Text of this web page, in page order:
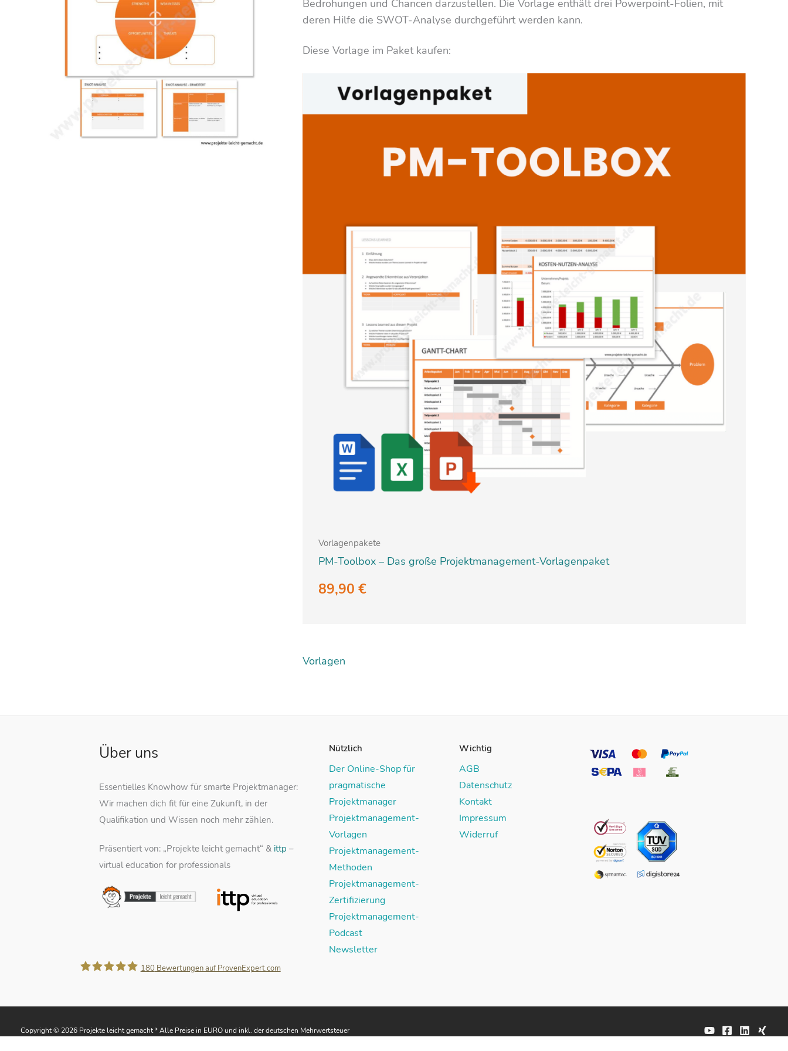
Bedrohungen und Chancen darzustellen. Die Vorlage enthält drei Powerpoint-Folien, mit
deren Hilfe die SWOT-Analyse durchgeführt werden kann.
Diese Vorlage im Paket kaufen:
Vorlagenpakete
PM-Toolbox – Das große Projektmanagement-Vorlagenpaket
89,90 €
Vorlagen
Über uns
Essentielles Knowhow für smarte Projektmanager:
Wir machen dich fit für eine Zukunft, in der
Qualifikation und Wissen noch mehr zählen.
Präsentiert von: „Projekte leicht gemacht“ & ittp –
virtual education for professionals
Nützlich
Der Online-Shop für
pragmatische
Projektmanager
Projektmanagement-
Vorlagen
Projektmanagement-
Methoden
Projektmanagement-
Zertifizierung
Projektmanagement-
Podcast
Newsletter
Wichtig
AGB
Datenschutz
Kontakt
Impressum
Widerruf
180 Bewertungen auf ProvenExpert.com
Copyright © 2026 Projekte leicht gemacht * Alle Preise in EURO und inkl. der deutschen Mehrwertsteuer